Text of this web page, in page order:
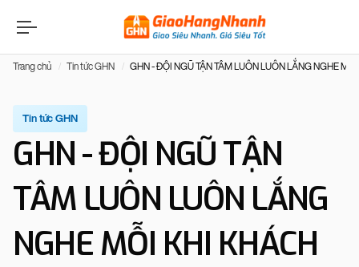
Trang chủ Tin tức GHN GHN - ĐỘI NGŨ TẬN TÂM LUÔN LUÔN LẮNG NGHE
Tin tức GHN
GHN - ĐỘI NGŨ TẬN
TÂM LUÔN LUÔN LẮNG
NGHE MỖI KHI KHÁCH